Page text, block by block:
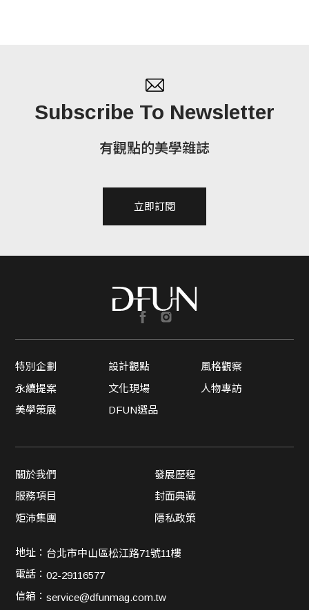
Subscribe To Newsletter
有觀點的美學雜誌
立即訂閱
特別企劃 設計觀點
風格觀察
永續提案
文化現場
人物專訪
美學策展
DFUN選品
關於我們
發展歷程
服務項目
封面典藏
矩沛集團
隱私政策
地址： 台北市中山區松江路71號11樓
電話：02-29116577
信箱：service@dfunmag.com.tw